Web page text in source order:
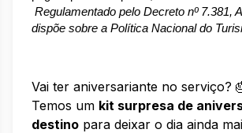
Regulamentado pelo Decreto nº 7.381,
dispõe sobre a Política Nacional do
Vai ter aniversariante no serviço?
Temos um kit surpresa de
destino para deixar o dia ainda